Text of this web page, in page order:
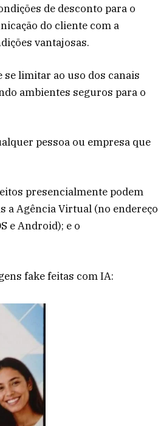
de desconto para o
do cliente com a
vantajosas.
se limitar ao uso dos canais
ambientes seguros para o
pessoa ou empresa que
presencialmente podem
a Agência Virtual (no endereço
e Android); e o
fake feitas com IA: